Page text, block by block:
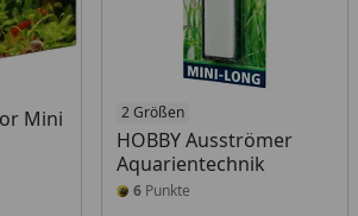
Mini
2 Größen
HOBBY Ausströmer
Aquarientechnik
6Punkte